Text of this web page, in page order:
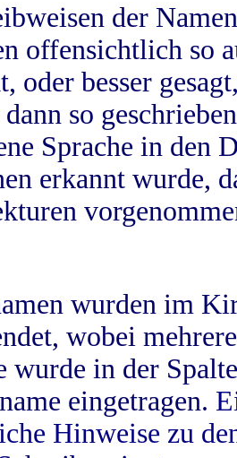
der
offensichtlich so
oder besser
dann so
Sprache in
erkannt wurde,
wurden im
wobei
wurde in der
eingetragen.
Hinweise zu